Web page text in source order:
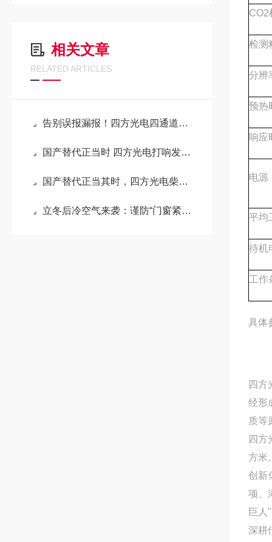
相关文章
RELATED ARTICLES
告别误报漏报！四方光电四通道甲烷传感器守护厨房红外燃气安全
国产替代正当时 四方光电打响发动机排放检测设备“突围战”
国产替代正当其时，四方光电柴油发动机氮氧传感器技术突破
立冬后冷空气来袭：谨防“门窗紧闭”下的甲醛危害
CO2
检测
分辨
预热
响应
电源
平均
待机
工作
具体
四方
经形
质等
四方
方米
创新
项、
巨人
深耕